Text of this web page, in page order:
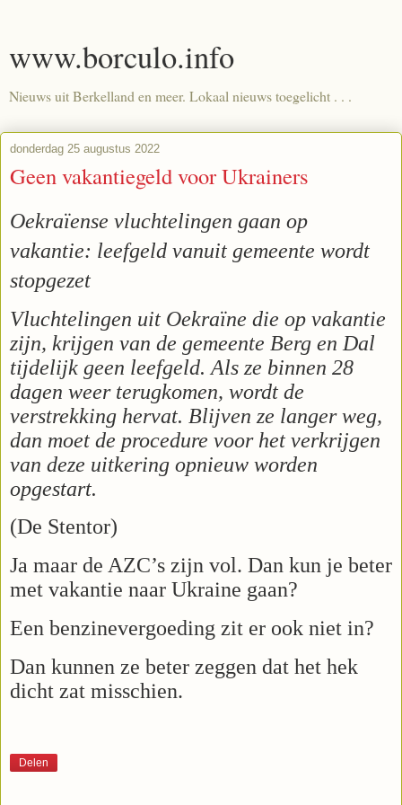
www.borculo.info
Nieuws uit Berkelland en meer. Lokaal nieuws toegelicht . . .
donderdag 25 augustus 2022
Geen vakantiegeld voor Ukrainers
Oekraïense vluchtelingen gaan op
vakantie: leefgeld vanuit gemeente wordt
stopgezet
Vluchtelingen uit Oekraïne die op vakantie
zijn, krijgen van de gemeente Berg en Dal
tijdelijk geen leefgeld. Als ze binnen 28
dagen weer terugkomen, wordt de
verstrekking hervat. Blijven ze langer weg,
dan moet de procedure voor het verkrijgen
van deze uitkering opnieuw worden
opgestart.
(De Stentor)
Ja maar de AZC’s zijn vol. Dan kun je beter
met vakantie naar Ukraine gaan?
Een benzinevergoeding zit er ook niet in?
Dan kunnen ze beter zeggen dat het hek
dicht zat misschien.
Delen